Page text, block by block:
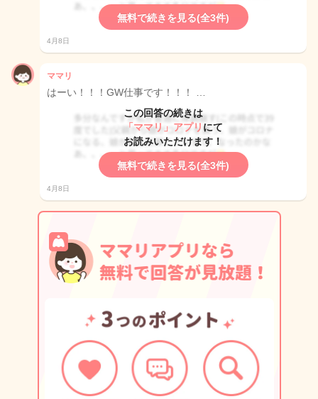
無料で続きを見る(全3件)
4月8日
ママリ
はーい！！！GW仕事です！！！ …
この回答の続きは
「ママリ」アプリ にて
お読みいただけます！
無料で続きを見る(全3件)
4月8日